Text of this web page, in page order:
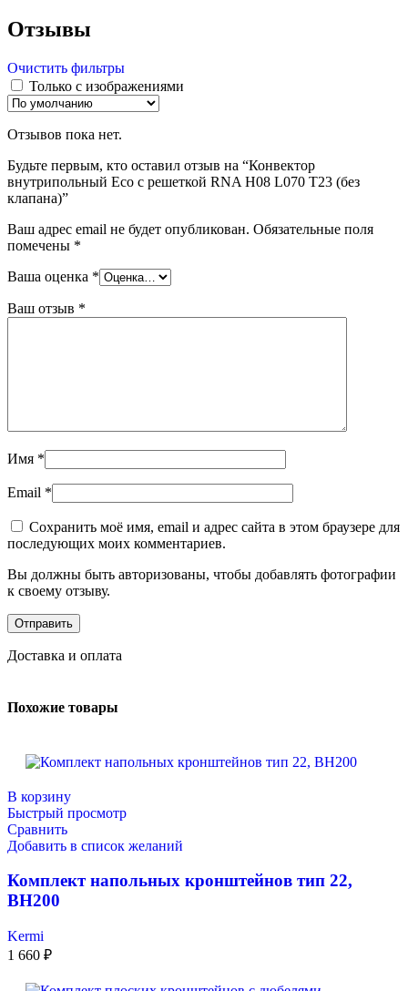
Отзывы
Очистить фильтры
Только с изображениями
Отзывов пока нет.
Будьте первым, кто оставил отзыв на “Конвектор
внутрипольный Eco с решеткой RNA H08 L070 T23 (без
клапана)”
Ваш адрес email не будет опубликован. Обязательные поля
помечены *
Ваша оценка *
Ваш отзыв *
Имя *
Email *
Сохранить моё имя, email и адрес сайта в этом браузере для
последующих моих комментариев.
Вы должны быть авторизованы, чтобы добавлять фотографии
к своему отзыву.
Доставка и оплата
Похожие товары
В корзину
Быстрый просмотр
Сравнить
Добавить в список желаний
Комплект напольных кронштейнов тип 22,
ВН200
Kermi
1 660 ₽